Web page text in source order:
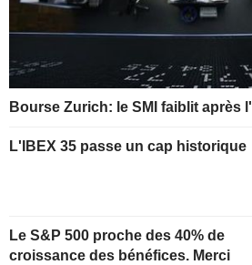
Bourse Zurich: le SMI faiblit après
L'IBEX 35 passe un cap historique
Le S&P 500 proche des 40% de
croissance des bénéfices. Merci